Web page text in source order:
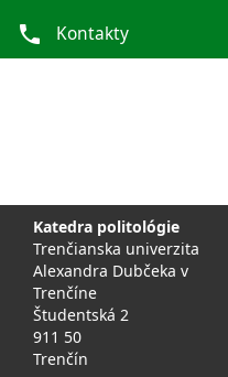
phone Kontakty
Katedra politológie
Trenčianska univerzita
Alexandra Dubčeka v
Trenčíne
Študentská 2
911 50
Trenčín